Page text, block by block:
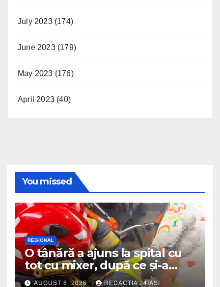
July 2023(174)
June 2023(179)
May 2023 (176)
April 2023 (40)
You missed
REGIONAL
O tânără a ajuns la spital cu
tot cu mixer, după ce și-a
prins degetul în aparat
AUGUST 8, 2026 REDACTIA 24IASI